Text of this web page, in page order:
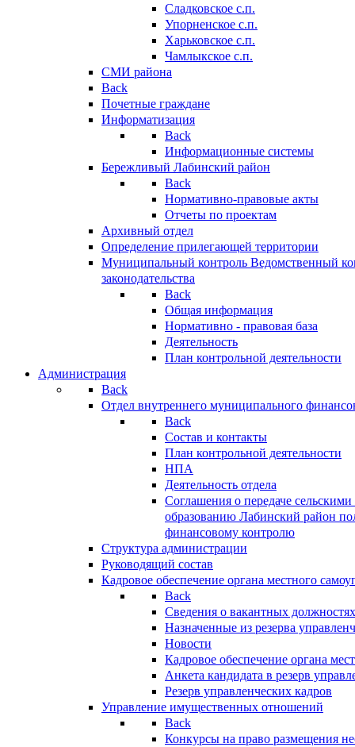
Сладковское с.п.
Упорненское с.п.
Харьковское с.п.
Чамлыкское с.п.
СМИ района
Back
Почетные граждане
Информатизация
Back
Информационные системы
Бережливый Лабинский район
Back
Нормативно-правовые акты
Отчеты по проектам
Архивный отдел
Определение прилегающей территории
Муниципальный контроль Ведомственный
законодательства
Back
Общая информация
Нормативно - правовая база
Деятельность
План контрольной деятельности
Администрация
Back
Отдел внутреннего муниципального
Back
Состав и контакты
План контрольной деятельности
НПА
Деятельность отдела
Соглашения о передаче
образованию Лабинский район
финансовому контролю
Структура администрации
Руководящий состав
Кадровое обеспечение органа местного
Back
Сведения о вакантных
Назначенные из резерва
Новости
Кадровое обеспечение органа
Анкета кандидата в резерв
Резерв управленческих кадров
Управление имущественных отношений
Back
Конкурсы на право размещения